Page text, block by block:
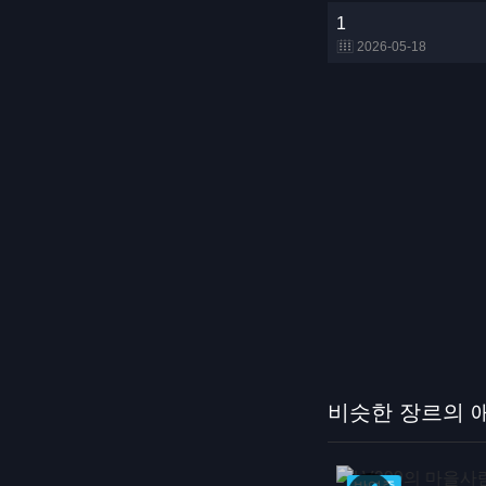
1
2026-05-18
비슷한 장르의